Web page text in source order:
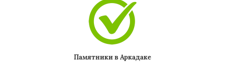
Памятники в Аркадаке